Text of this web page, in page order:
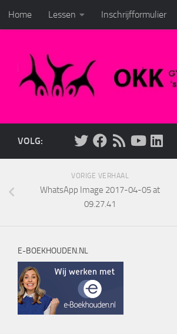
Doorgaan naar inhoud
Home Lessen Inschrijfformulier
VOLG:
VORIGE VERHAAL
WhatsApp Image 2017-04-05 at
09.27.41
E-BOEKHOUDEN.NL